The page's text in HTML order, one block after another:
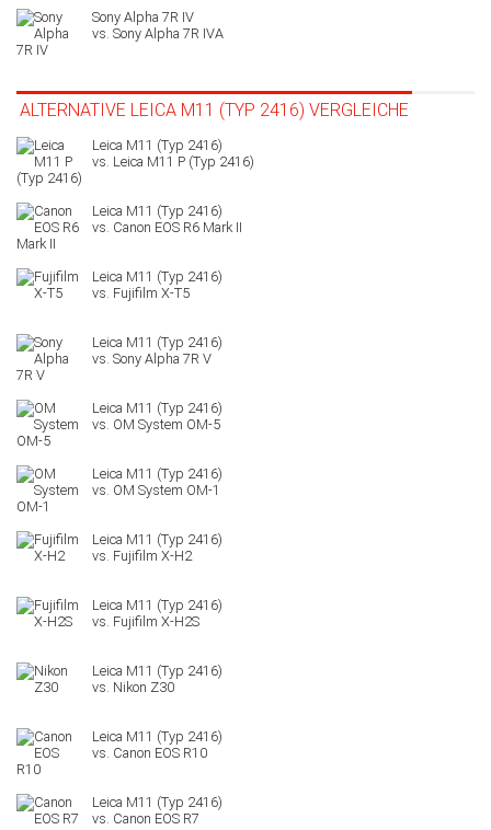
Sony Alpha 7R IV
ALTERNATIVE LEICA M11 (TYP 2416) VERGLEICHE
Leica M11 P (Typ 2416)
Canon EOS R6 Mark II
Fujifilm X-T5
Sony Alpha 7R V
OM System OM-5
OM System OM-1
Fujifilm X-H2
Fujifilm X-H2S
Nikon Z30
Canon EOS R10
Canon EOS R7